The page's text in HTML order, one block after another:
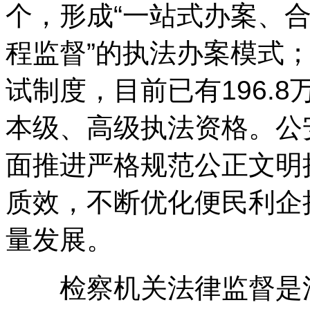
个，形成“一站式办案、
程监督”的执法办案模式
试制度，目前已有196.8
本级、高级执法资格。
面推进严格规范公正文
质效，不断优化便民利
量发展。
检察机关法律监督是